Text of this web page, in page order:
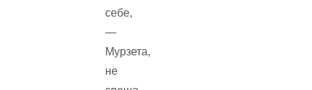
себе,
—
Мурзета,
не